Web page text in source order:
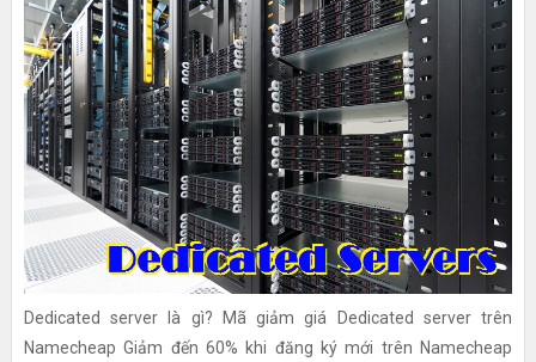
Dedicated server là gì? Mã giảm giá Dedicated server trên
Namecheap Giảm đến 60% khi đăng ký mới trên Namecheap